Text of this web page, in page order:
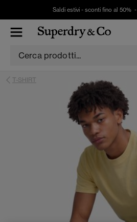
Saldi estivi - sconti fino al 50% -
T-SHIRT